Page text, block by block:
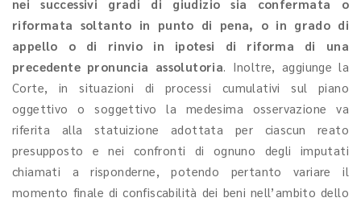
nei successivi gradi di giudizio sia confermata o
riformata soltanto in punto di pena, o in grado di
appello o di rinvio in ipotesi di riforma di una
precedente pronuncia assolutoria. Inoltre, aggiunge la
Corte, in situazioni di processi cumulativi sul piano
oggettivo o soggettivo la medesima osservazione va
riferita alla statuizione adottata per ciascun reato
presupposto e nei confronti di ognuno degli imputati
chiamati a risponderne, potendo pertanto variare il
momento finale di confiscabilità dei beni nell’ambito dello